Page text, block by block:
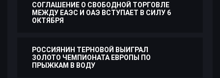
СОГЛАШЕНИЕ О СВОБОДНОЙ ТОРГОВЛЕ
МЕЖДУ ЕАЭС И ОАЭ ВСТУПАЕТ В СИЛУ 6
ОКТЯБРЯ
РОССИЯНИН ТЕРНОВОЙ ВЫИГРАЛ
ЗОЛОТО ЧЕМПИОНАТА ЕВРОПЫ ПО
ПРЫЖКАМ В ВОДУ